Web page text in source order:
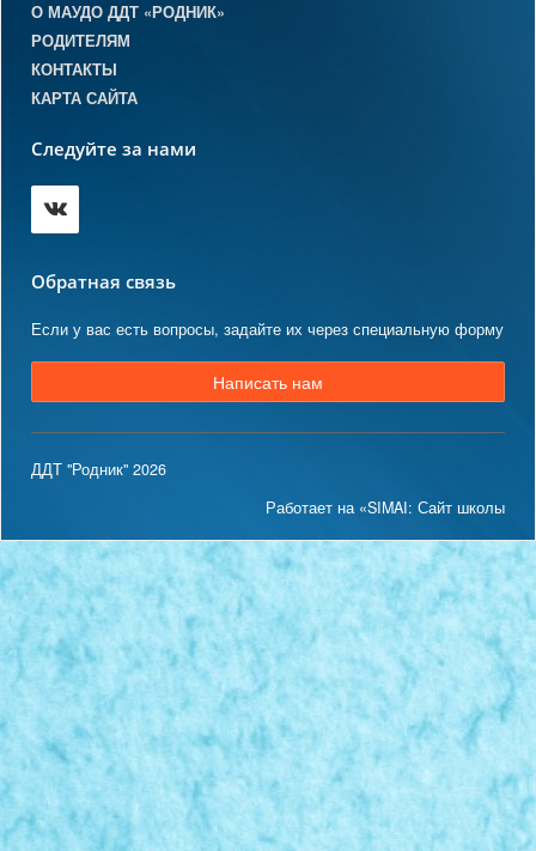
О МАУДО ДДТ «РОДНИК»
РОДИТЕЛЯМ
КОНТАКТЫ
КАРТА САЙТА
Следуйте за нами
Обратная связь
Если у вас есть вопросы, задайте их через специальную форму
Написать нам
ДДТ "Родник" 2026
Работает на «SIMAI: Сайт школы